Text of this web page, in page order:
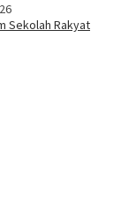
Sekolah Rakyat